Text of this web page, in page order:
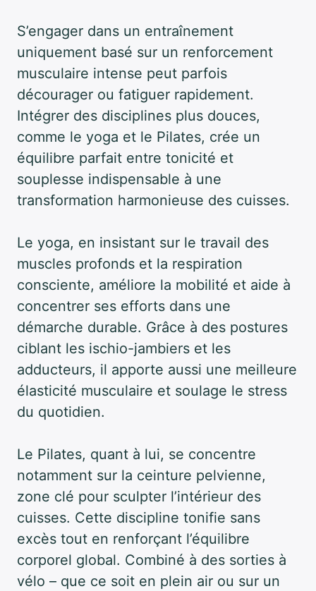
S’engager dans un entraînement
uniquement basé sur un renforcement
musculaire intense peut parfois
décourager ou fatiguer rapidement.
Intégrer des disciplines plus douces,
comme le yoga et le Pilates, crée un
équilibre parfait entre tonicité et
souplesse indispensable à une
transformation harmonieuse des cuisses.
Le yoga, en insistant sur le travail des
muscles profonds et la respiration
consciente, améliore la mobilité et aide à
concentrer ses efforts dans une
démarche durable. Grâce à des postures
ciblant les ischio-jambiers et les
adducteurs, il apporte aussi une meilleure
élasticité musculaire et soulage le stress
du quotidien.
Le Pilates, quant à lui, se concentre
notamment sur la ceinture pelvienne,
zone clé pour sculpter l’intérieur des
cuisses. Cette discipline tonifie sans
excès tout en renforçant l’équilibre
corporel global. Combiné à des sorties à
vélo – que ce soit en plein air ou sur un